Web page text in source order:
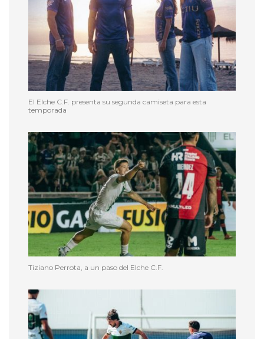
El Elche C.F. presenta su segunda camiseta para esta
temporada
Tiziano Perrota, a un paso del Elche C.F.